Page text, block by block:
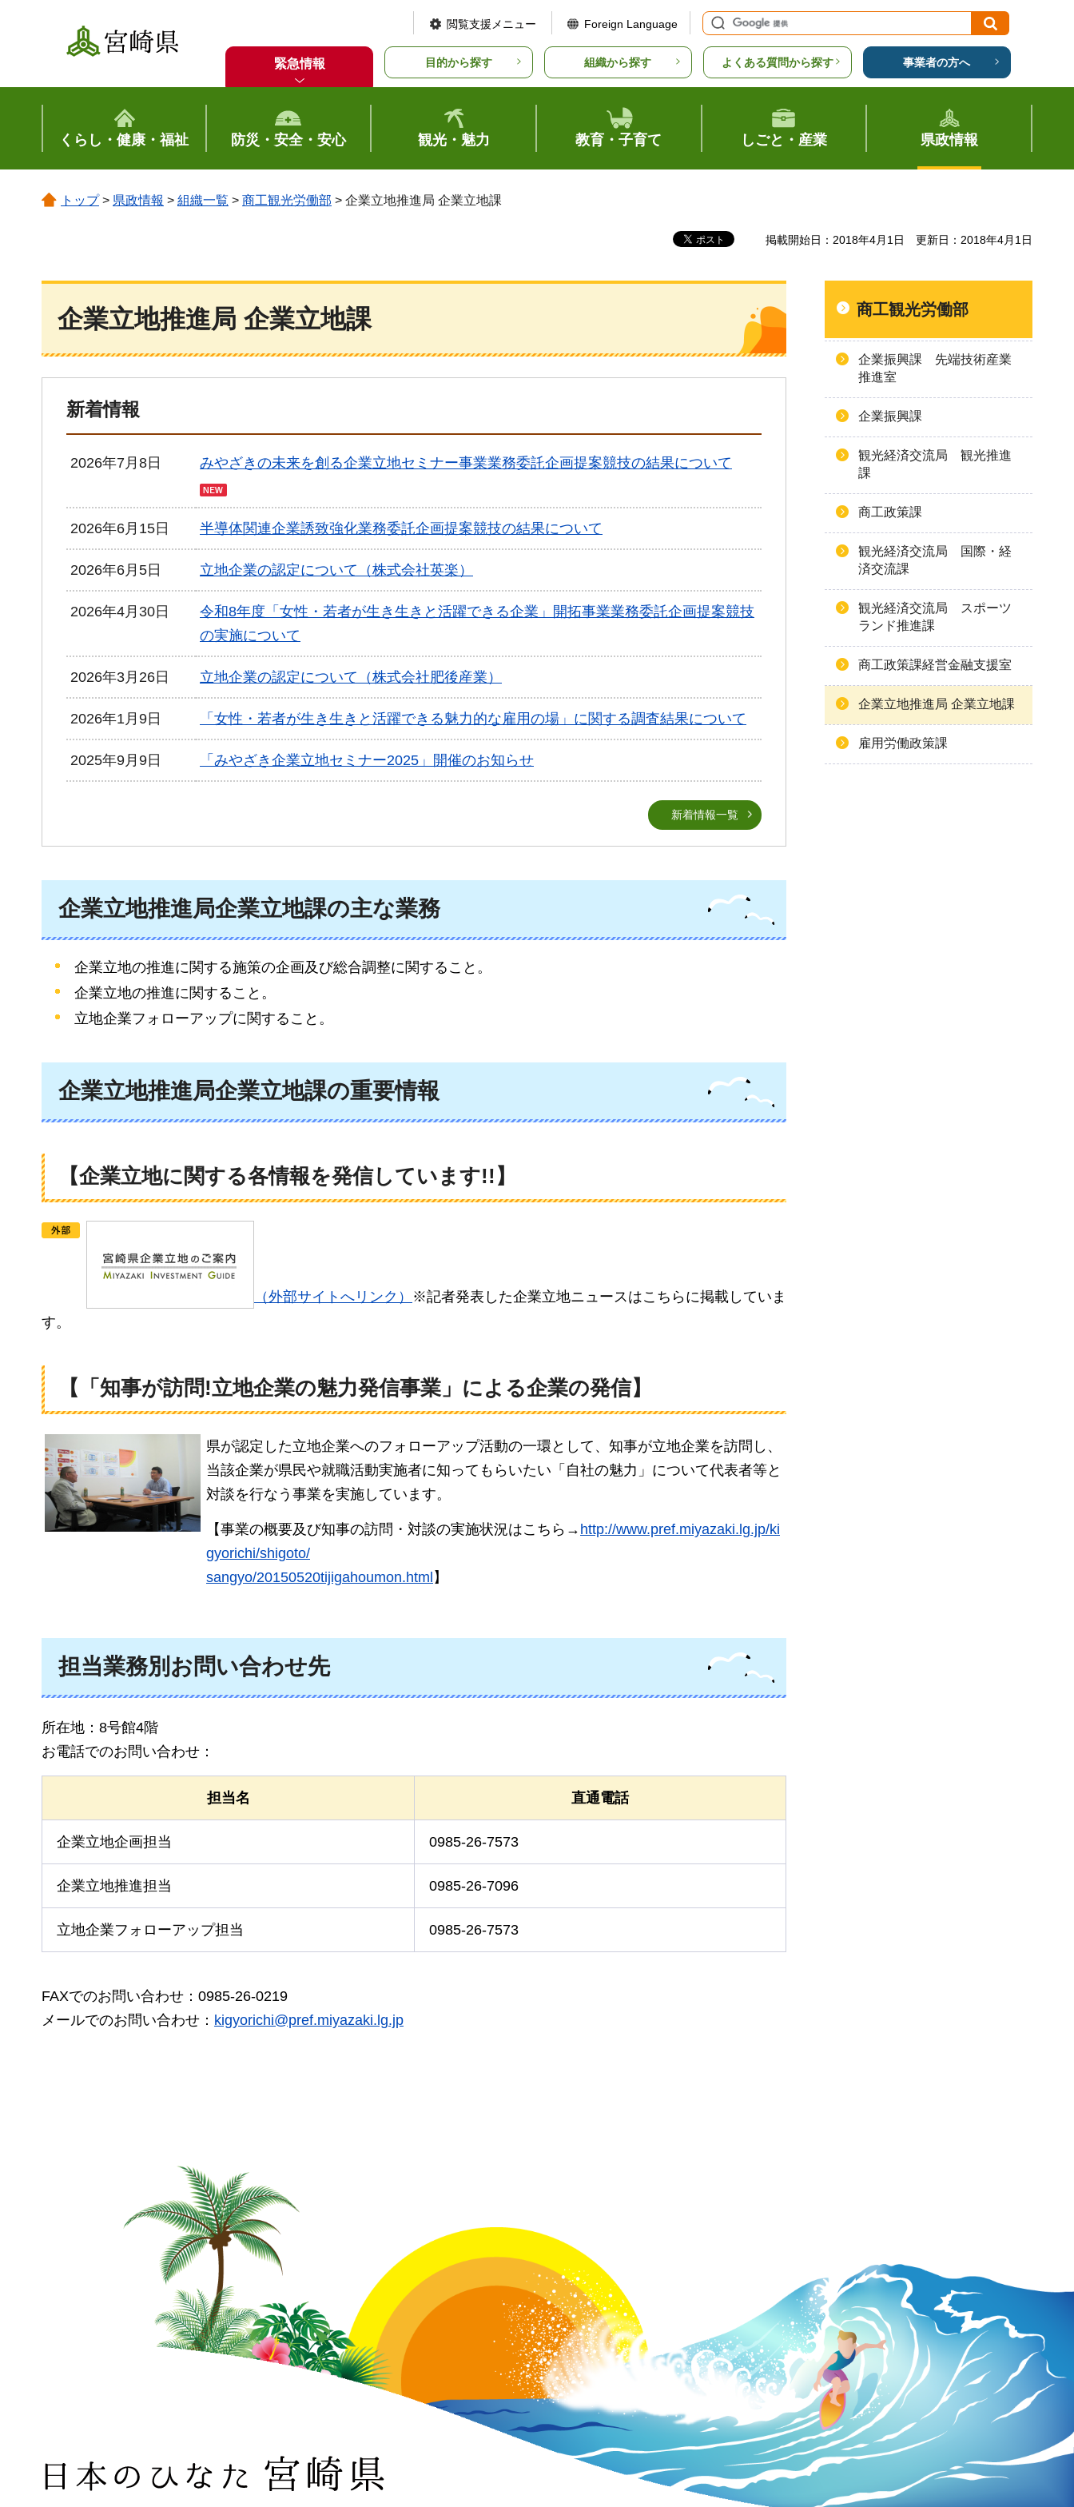
宮崎県
閲覧支援メニュー Foreign Language
緊急情報 目的から探す 組織から探す よくある質問から探す 事業者の方へ
くらし・健康・福祉 防災・安全・安心 観光・魅力 教育・子育て しごと・産業 県政情報
トップ> 県政情報 > 組織一覧 > 商工観光労働部 > 企業立地推進局 企業立地課
掲載開始日：2018年4月1日 更新日：2018年4月1日
企業立地推進局 企業立地課
新着情報
2026年7月8日 みやざきの未来を創る企業立地セミナー事業業務委託企画提案競技の結果について
2026年6月15日 半導体関連企業誘致強化業務委託企画提案競技の結果について
2026年6月5日 立地企業の認定について（株式会社英楽）
2026年4月30日
令和8年度「女性・若者が生き生きと活躍できる企業」開拓事業業務委託企画提案競技
の実施について
2026年3月26日 立地企業の認定について（株式会社肥後産業）
2026年1月9日 「女性・若者が生き生きと活躍できる魅力的な雇用の場」に関する調査結果について
2025年9月9日 「みやざき企業立地セミナー2025」開催のお知らせ
新着情報一覧
企業立地推進局企業立地課の主な業務
企業立地の推進に関する施策の企画及び総合調整に関すること。
企業立地の推進に関すること。
立地企業フォローアップに関すること。
企業立地推進局企業立地課の重要情報
【企業立地に関する各情報を発信しています!!】
（外部サイトへリンク） ※記者発表した企業立地ニュースはこちらに掲載していま
す。
【「知事が訪問!立地企業の魅力発信事業」による企業の発信】
県が認定した立地企業へのフォローアップ活動の一環として、知事が立地企業を訪問し、
当該企業が県民や就職活動実施者に知ってもらいたい「自社の魅力」について代表者等と
対談を行なう事業を実施しています。
【事業の概要及び知事の訪問・対談の実施状況はこちら→ http://www.pref.miyazaki.lg.jp/ki
gyorichi/shigoto/
sangyo/20150520tijigahoumon.html 】
担当業務別お問い合わせ先
所在地：8号館4階
お電話でのお問い合わせ：
担当名 直通電話
企業立地企画担当 0985-26-7573
企業立地推進担当 0985-26-7096
立地企業フォローアップ担当 0985-26-7573
FAXでのお問い合わせ：0985-26-0219
メールでのお問い合わせ： kigyorichi@pref.miyazaki.lg.jp
商工観光労働部
企業振興課 先端技術産業
推進室
企業振興課
観光経済交流局 観光推進
課
商工政策課
観光経済交流局 国際・経
済交流課
観光経済交流局 スポーツ
ランド推進課
商工政策課経営金融支援室
企業立地推進局 企業立地課
雇用労働政策課
日本のひなた 宮崎県 MIYAZAKI PREFECTURE